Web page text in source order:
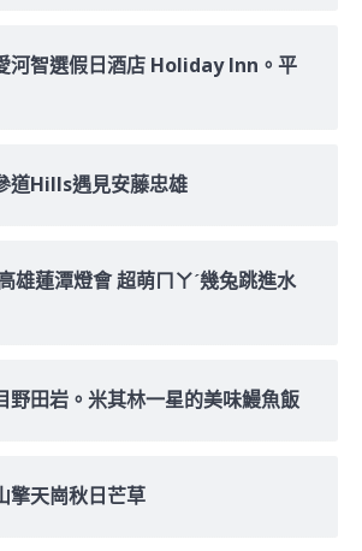
河智選假日酒店 Holiday Inn。平
道Hills遇見安藤忠雄
雄蓮潭燈會 超萌ㄇㄚˊ幾兔跳進水
野田岩。米其林一星的美味鰻魚飯
擎天崗秋日芒草